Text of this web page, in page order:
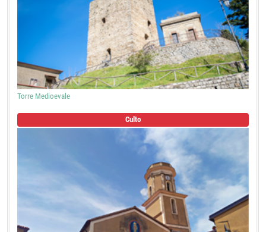
Torre Medioevale
Culto